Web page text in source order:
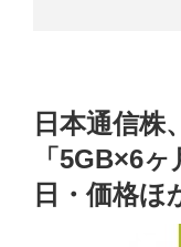
日本通信株
「5GB×6
日・価格ほ